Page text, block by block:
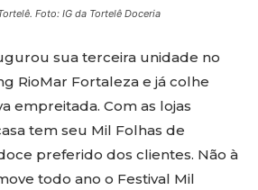
Foto: IG da Tortelê Doceria
sua terceira unidade no
RioMar Fortaleza e já colhe
empreitada. Com as lojas
tem seu Mil Folhas de
preferido dos clientes. Não à
todo ano o Festival Mil